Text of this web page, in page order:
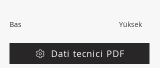
Bas Yüksek
Dati tecnici PDF